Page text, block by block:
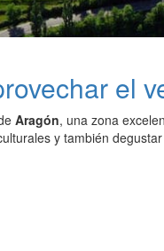
el
Aragón, una zona
y también